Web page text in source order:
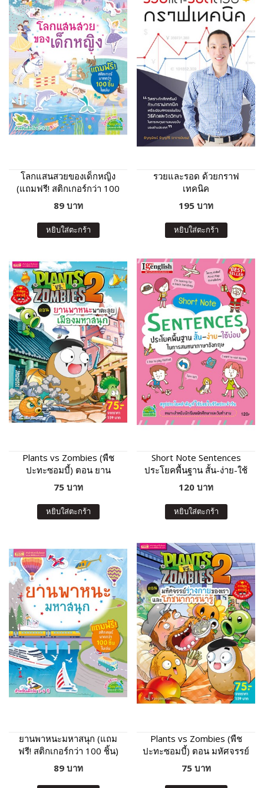
โลกแสนสวยของเด็กหญิง
(แถมฟรี! สติกเกอร์กว่า 100
ชิ้น)
89 บาท
หยิบใส่ตะกร้า
รวยและรอด ด้วยกราฟ
เทคนิค
195 บาท
หยิบใส่ตะกร้า
Plants vs Zombies (พืช
ปะทะซอมบี้) ตอน ยาน
พาหนะพาตะลุย เมืองมหา
สนุก
75 บาท
หยิบใส่ตะกร้า
Short Note Sentences
ประโยคพื้นฐาน สั้น-ง่าย-ใช้
บ่อย
120 บาท
หยิบใส่ตะกร้า
ยานพาหนะมหาสนุก (แถม
ฟรี! สติกเกอร์กว่า 100 ชิ้น)
89 บาท
Plants vs Zombies (พืช
ปะทะซอมบี้) ตอน มหัศจรรย์
ร่างกายของเรา และ
75 บาท